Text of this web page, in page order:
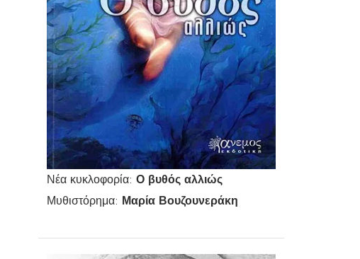
Νέα κυκλοφορία:Ο βυθός αλλιώς
Μυθιστόρημα: Μαρία Βουζουνεράκη